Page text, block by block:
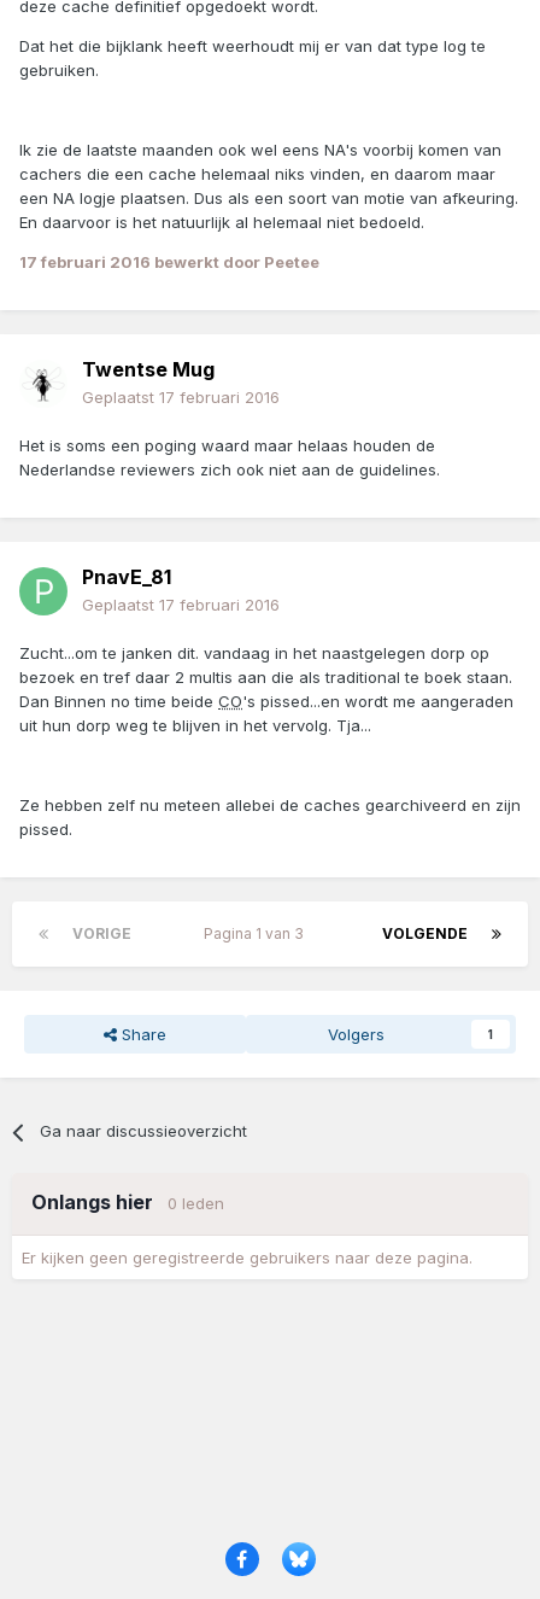
deze cache definitief opgedoekt wordt.
Dat het die bijklank heeft weerhoudt mij er van dat type log te
gebruiken.
Ik zie de laatste maanden ook wel eens NA's voorbij komen van
cachers die een cache helemaal niks vinden, en daarom maar
een NA logje plaatsen. Dus als een soort van motie van afkeuring.
En daarvoor is het natuurlijk al helemaal niet bedoeld.
17 februari 2016 bewerkt door Peetee
Twentse Mug
Geplaatst 17 februari 2016
Het is soms een poging waard maar helaas houden de
Nederlandse reviewers zich ook niet aan de guidelines.
PnavE_81
Geplaatst 17 februari 2016
Zucht...om te janken dit. vandaag in het naastgelegen dorp op
bezoek en tref daar 2 multis aan die als traditional te boek staan.
Dan Binnen no time beide CO's pissed...en wordt me aangeraden
uit hun dorp weg te blijven in het vervolg. Tja...
Ze hebben zelf nu meteen allebei de caches gearchiveerd en zijn
pissed.
VORIGE VOLGENDE
Pagina 1 van 3
Share Volgers 1
Ga naar discussieoverzicht
Onlangs hier 0 leden
Er kijken geen geregistreerde gebruikers naar deze pagina.